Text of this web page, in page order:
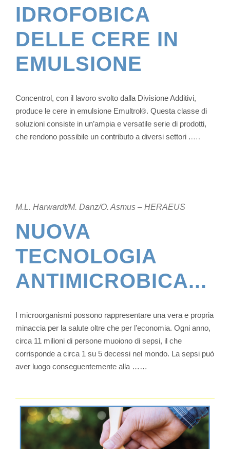
IDROFOBICA
DELLE CERE IN
EMULSIONE
Concentrol, con il lavoro svolto dalla Divisione Additivi,
produce le cere in emulsione Emultrol®. Questa classe di
soluzioni consiste in un’ampia e versatile serie di prodotti,
che rendono possibile un contributo a diversi settori .….
M.L. Harwardt/M. Danz/O. Asmus – HERAEUS
NUOVA
TECNOLOGIA
ANTIMICROBICA...
I microorganismi possono rappresentare una vera e propria
minaccia per la salute oltre che per l’economia. Ogni anno,
circa 11 milioni di persone muoiono di sepsi, il che
corrisponde a circa 1 su 5 decessi nel mondo. La sepsi può
aver luogo conseguentemente alla ……